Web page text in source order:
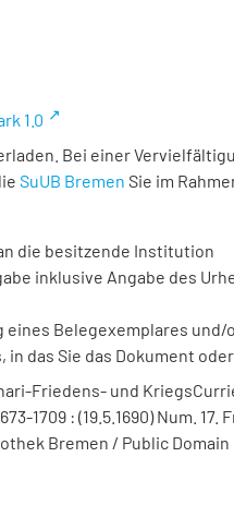
1.0
Bei einer
SuUB Bremen Sie im
die besitzende Institution
inklusive Angabe des
eines Belegexemplares
in das Sie das Dokument
Friedens- und
1709 : (19.5.1690) Num. 17.
Bremen / Public Domain